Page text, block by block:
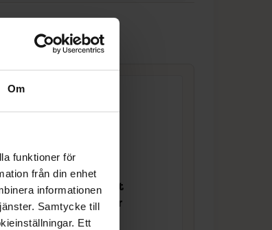
Om
funktioner för
från din enhet
informationen
Samtycke till
Ett
BubbleT Happy
Grapefruit & Mint
Mood Bath Fizzer
Badbomb 150 g